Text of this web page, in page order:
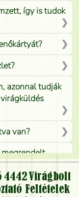
így is tudok
azonnal tudják
van?
megrendelt
kiszállítással
4442Virágbolt
Feltételek